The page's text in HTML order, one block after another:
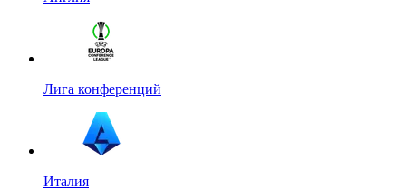
Лига конференций
Италия